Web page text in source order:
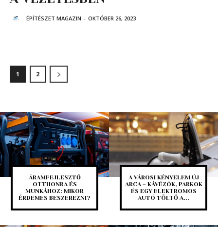
ÉPÍTÉSZET MAGAZIN - OKTÓBER 26, 2023
1 2
ÁRAMFEJLESZTŐ
OTTHONRA ÉS
MUNKÁHOZ: MIKOR
ÉRDEMES BESZEREZNI?
A VÁROSI KÉNYELEM ÚJ
ARCA – KÁVÉZÓK, PARKOK
ÉS EGY ELEKTROMOS
AUTÓ TÖLTŐ A...